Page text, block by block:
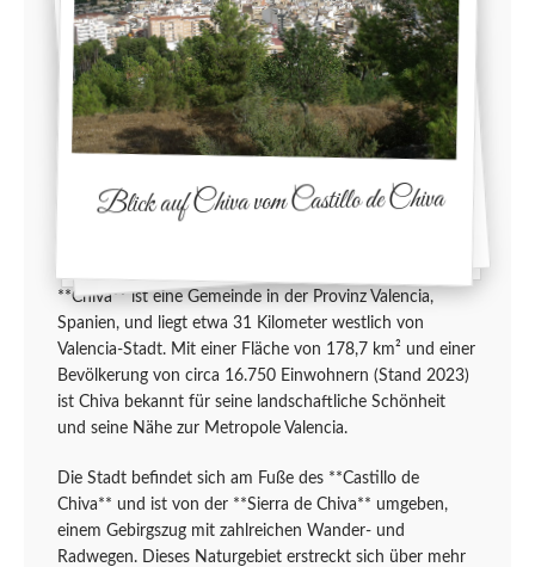
**Chiva** ist eine Gemeinde in der Provinz Valencia,
Spanien, und liegt etwa 31 Kilometer westlich von
Valencia-Stadt. Mit einer Fläche von 178,7 km² und einer
Bevölkerung von circa 16.750 Einwohnern (Stand 2023)
ist Chiva bekannt für seine landschaftliche Schönheit
und seine Nähe zur Metropole Valencia.
Die Stadt befindet sich am Fuße des **Castillo de
Chiva** und ist von der **Sierra de Chiva** umgeben,
einem Gebirgszug mit zahlreichen Wander- und
Radwegen. Dieses Naturgebiet erstreckt sich über mehr
Blick auf Chiva vom Castillo de Chiva